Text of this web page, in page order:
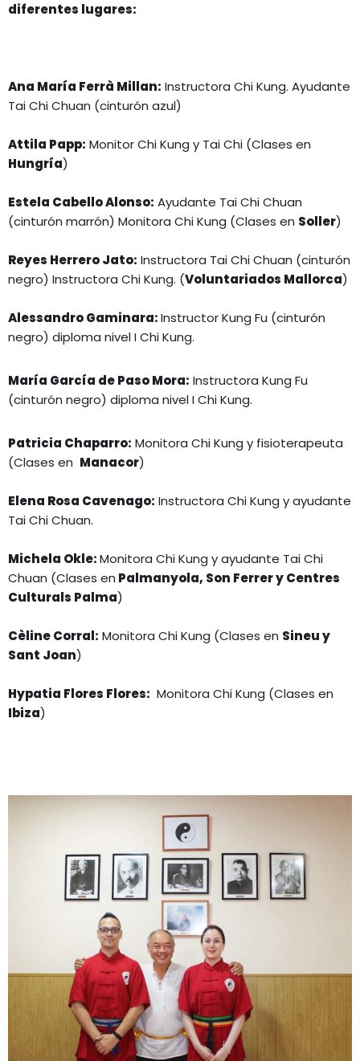
diferentes lugares:
Ana María Ferrà Millan: Instructora Chi Kung. Ayudante
Tai Chi Chuan (cinturón azul)
Attila Papp: Monitor Chi Kung y Tai Chi (Clases en
Hungría)
Estela Cabello Alonso: Ayudante Tai Chi Chuan
(cinturón marrón) Monitora Chi Kung (Clases en Soller)
Reyes Herrero Jato: Instructora Tai Chi Chuan (cinturón
negro) Instructora Chi Kung. (Voluntariados Mallorca)
Alessandro Gaminara:Instructor Kung Fu (cinturón
negro) diploma nivel I Chi Kung.
María García de Paso Mora: Instructora Kung Fu
(cinturón negro) diploma nivel I Chi Kung.
Patricia Chaparro: Monitora Chi Kung y fisioterapeuta
(Clases en Manacor)
Elena Rosa Cavenago: Instructora Chi Kung y ayudante
Tai Chi Chuan.
Michela Okle:Monitora Chi Kung y ayudante Tai Chi
Chuan (Clases en Palmanyola, Son Ferrer y Centres
Culturals Palma)
Cèline Corral: Monitora Chi Kung (Clases en Sineu y
Sant Joan)
Hypatia Flores Flores: Monitora Chi Kung (Clases en
Ibiza)